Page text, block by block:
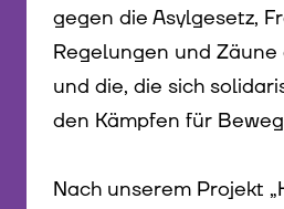
gegen die Asylgesetz,
Regelungen und
und die, die sich
den Kämpfen für
Nach unserem Projekt